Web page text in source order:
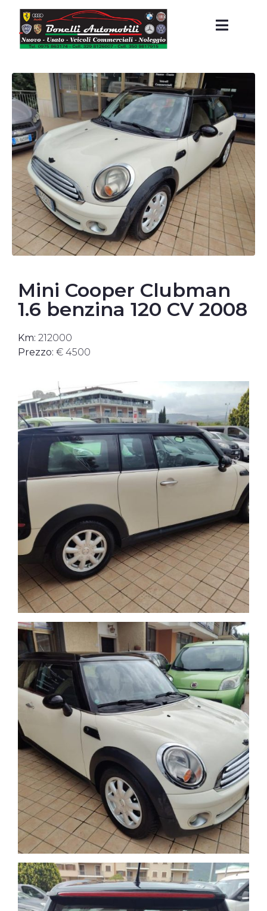
Mini Cooper Clubman
1.6 benzina 120 CV 2008
Km: 212000
Prezzo: € 4500